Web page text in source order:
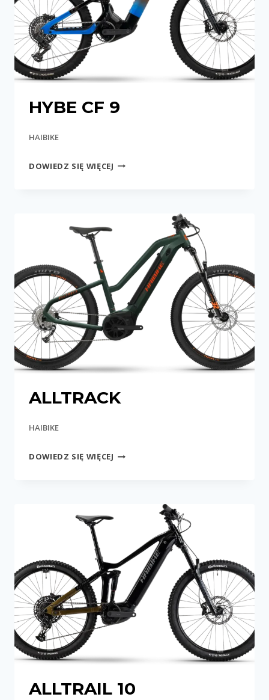
HYBE CF 9
HAIBIKE
DOWIEDZ SIĘ WIĘCEJ HYBE
ALLTRACK
HAIBIKE
DOWIEDZ SIĘ WIĘCEJ ALLTRACK
ALLTRAIL 10